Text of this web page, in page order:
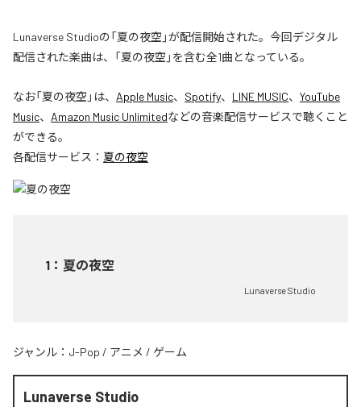
Lunaverse Studioの「夏の夜空」が配信開始された。今回デジタル
配信された楽曲は、「夏の夜空」を含む全1曲となっている。
なお「夏の夜空 」は、 Apple Music、 Spotify、 LINE MUSIC、 YouTube
Music、 Amazon Music Unlimitedなどの音楽配信サービスで聴くこと
ができる。
各配信サービス： 夏の夜空
1 ： 夏の夜空
Lunaverse Studio
ジャンル： J-Pop / アニメ / ゲーム
Lunaverse Studio